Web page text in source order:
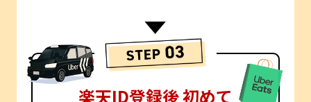
楽天ID登録後 初めて